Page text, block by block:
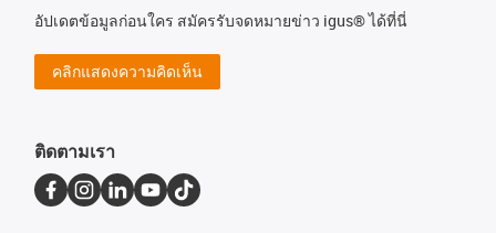
อัปเดตข้อมูลก่อนใคร สมัครรับจดหมายข่าว igus® ได้ที่นี่
คลิกแสดงความคิดเห็น
ติดตามเรา